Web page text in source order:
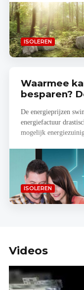
ISOLEREN
Waarmee
besparen?
De energieprijzen
energiefactuur
mogelijk energiezuinig
ISOLEREN
Videos